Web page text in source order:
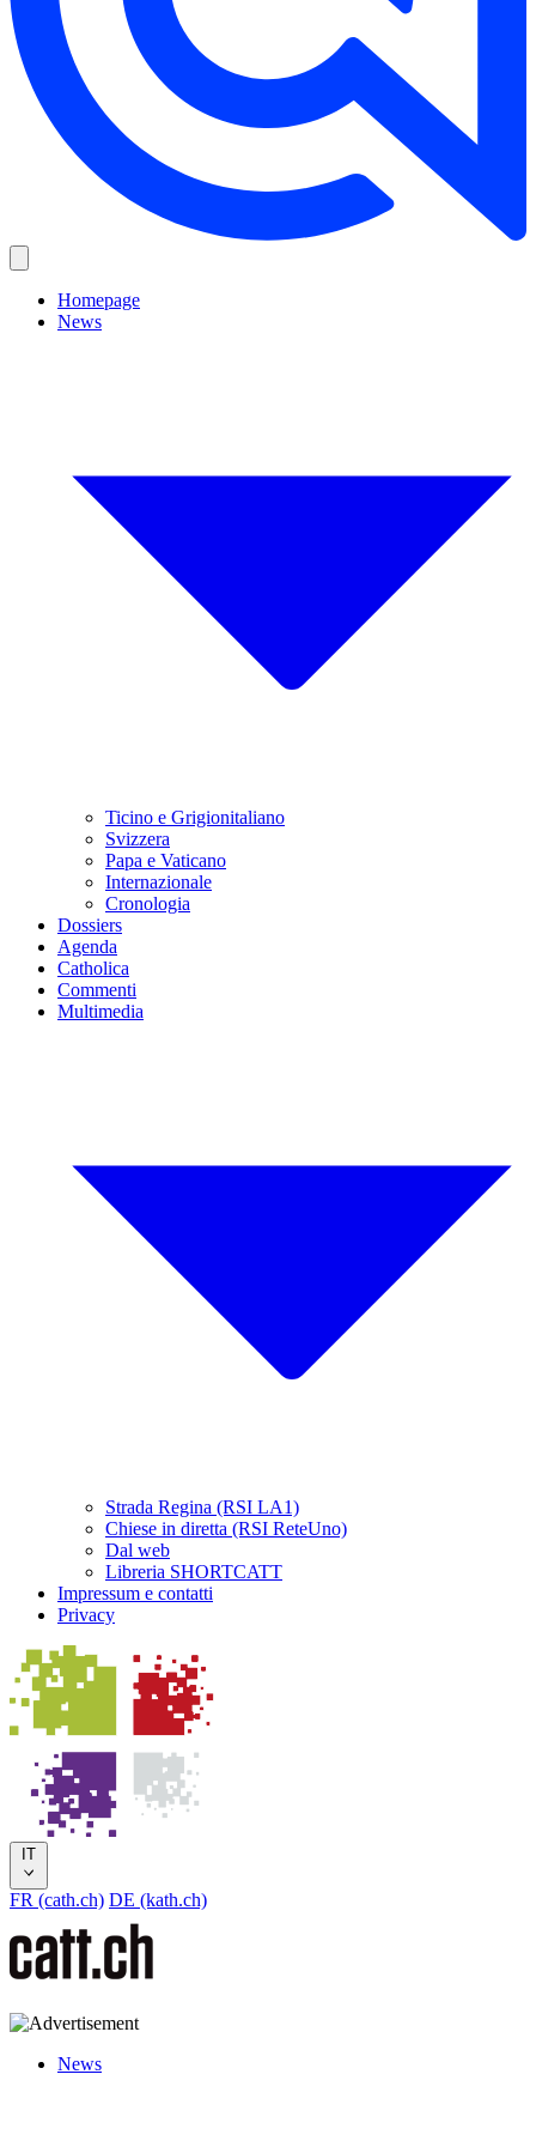
Homepage
News
Ticino e Grigionitaliano
Svizzera
Papa e Vaticano
Internazionale
Cronologia
Dossiers
Agenda
Catholica
Commenti
Multimedia
Strada Regina (RSI LA1)
Chiese in diretta (RSI ReteUno)
Dal web
Libreria SHORTCATT
Impressum e contatti
Privacy
IT
FR (cath.ch) DE (kath.ch)
News